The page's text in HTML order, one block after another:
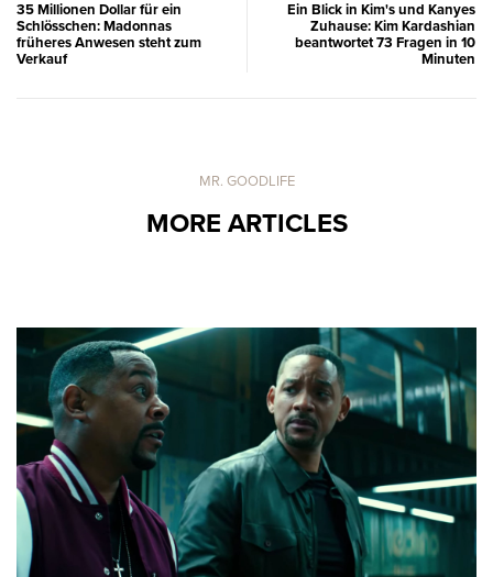
35 Millionen Dollar für ein
Schlösschen: Madonnas
früheres Anwesen steht zum
Verkauf
Ein Blick in Kim's und Kanyes
Zuhause: Kim Kardashian
beantwortet 73 Fragen in 10
Minuten
MR. GOODLIFE
MORE ARTICLES